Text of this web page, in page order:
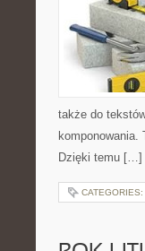
także do
komponowania.
Dzięki temu […]
CATEGORIES: